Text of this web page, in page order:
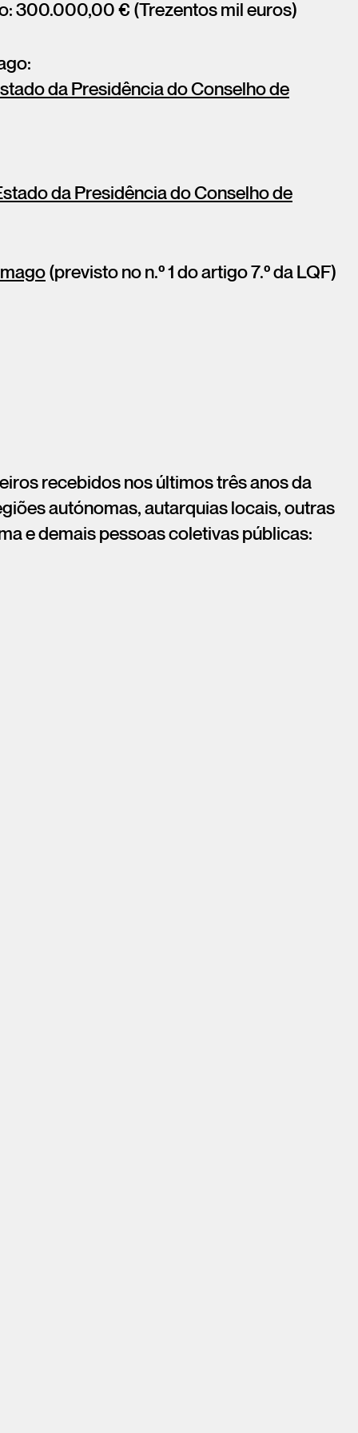
300.000,00 € (Trezentos mil euros)
da Presidência do Conselho de
da Presidência do Conselho de
(previsto no n.º 1 do artigo 7.º da LQF)
recebidos nos últimos três anos da
autónomas, autarquias locais, outras
e demais pessoas coletivas públicas: